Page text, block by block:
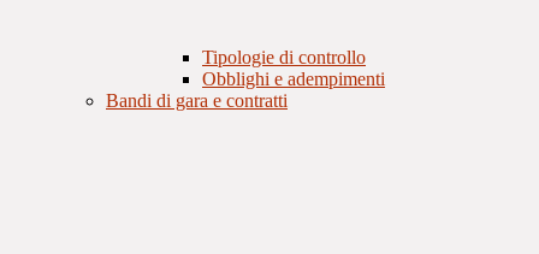
Tipologie di controllo
Obblighi e adempimenti
Bandi di gara e contratti